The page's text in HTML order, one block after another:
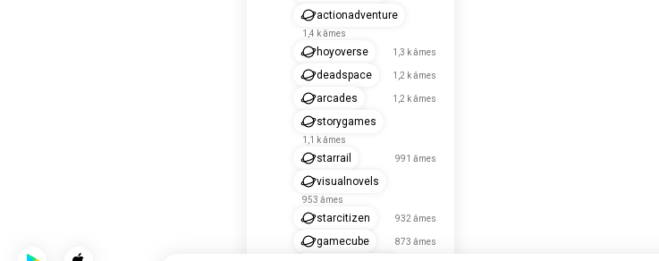
actionadventure
1,4 k âmes
hoyoverse 1,3 k âmes
deadspace 1,2 k âmes
arcades 1,2 k âmes
storygames
1,1 k âmes
starrail 991 âmes
visualnovels
953 âmes
starcitizen 932 âmes
gamecube 873 âmes